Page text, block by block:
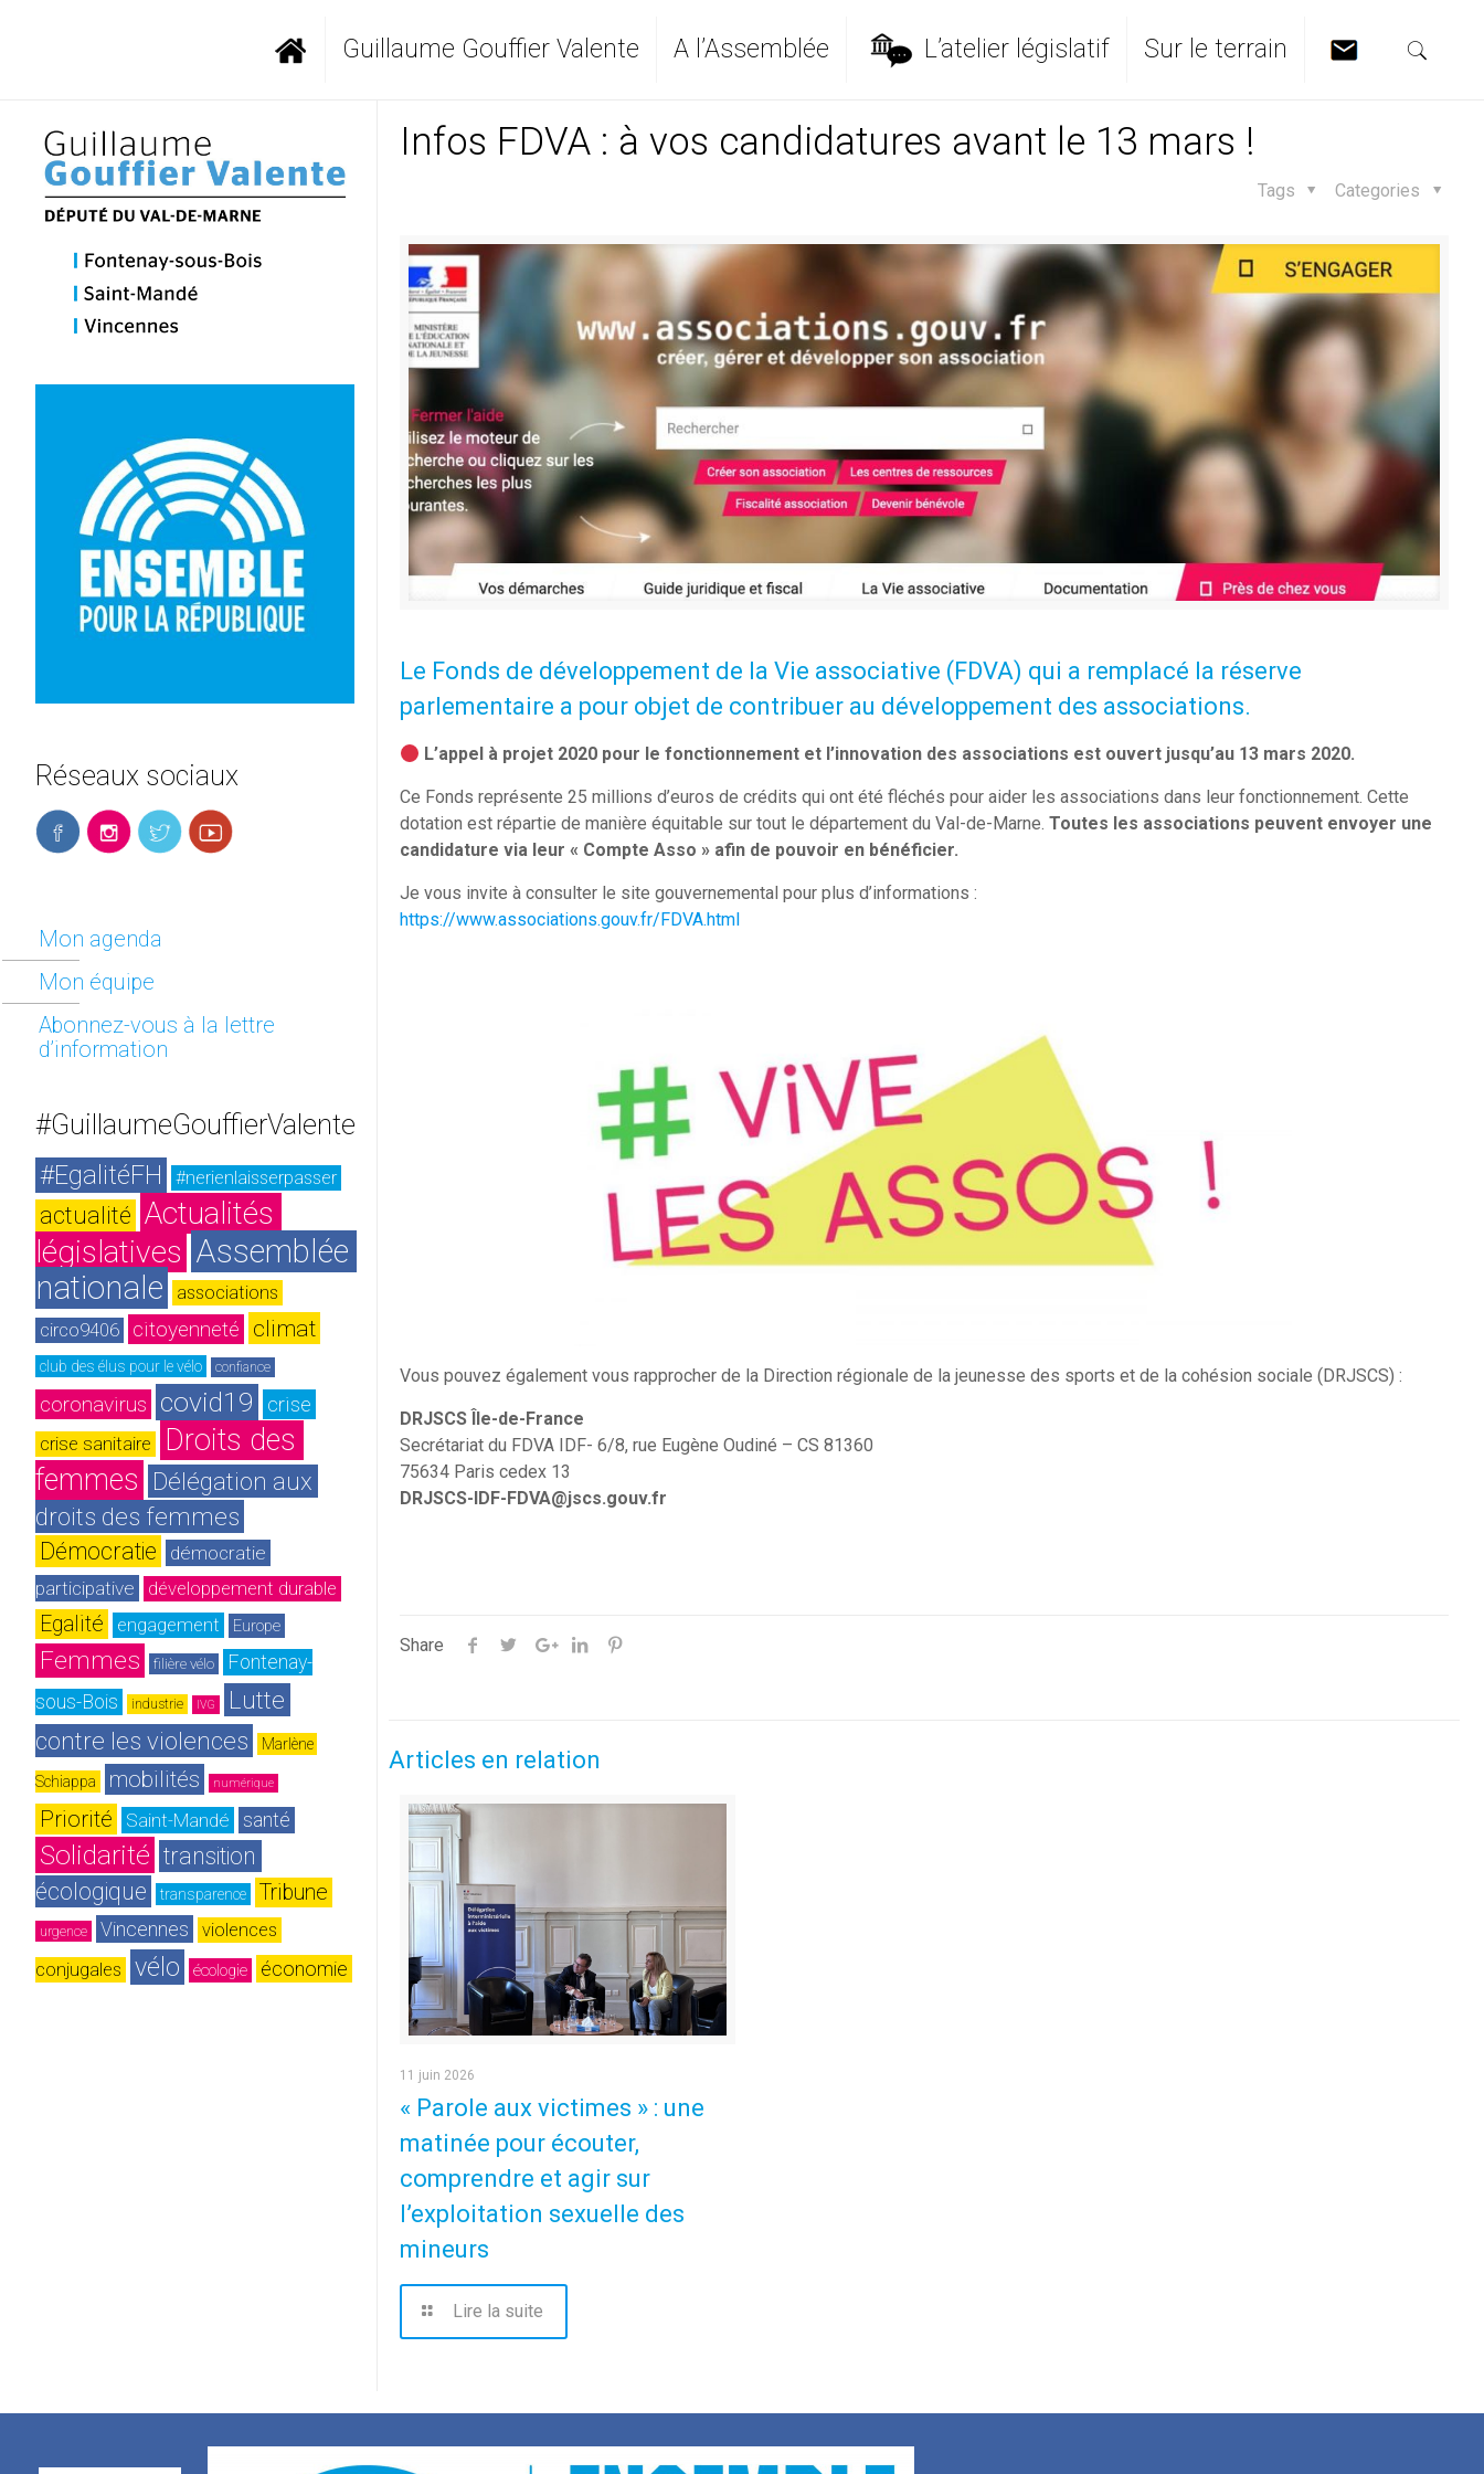
Guillaume Gouffier Valente A l’Assemblée L’atelier législatif Sur le terrain
Infos FDVA : à vos candidatures avant le 13 mars !
Categories
Tags
Le Fonds de développement de la Vie associative (FDVA) qui a remplacé la réserve
parlementaire a pour objet de contribuer au développement des associations.
L’appel à projet 2020 pour le fonctionnement et l’innovation des associations est ouvert jusqu’au 13 mars 2020.
Ce Fonds représente 25 millions d’euros de crédits qui ont été fléchés pour aider les associations dans leur fonctionnement. Cette
dotation est répartie de manière équitable sur tout le département du Val-de-Marne. Toutes les associations peuvent envoyer une
candidature via leur « Compte Asso » afin de pouvoir en bénéficier.
Je vous invite à consulter le site gouvernemental pour plus d’informations :
https://www.associations.gouv.fr/FDVA.html
Vous pouvez également vous rapprocher de la Direction régionale de la jeunesse des sports et de la cohésion sociale (DRJSCS) :
DRJSCS Île-de-France
Secrétariat du FDVA IDF- 6/8, rue Eugène Oudiné – CS 81360
75634 Paris cedex 13
DRJSCS-IDF-FDVA@jscs.gouv.fr
Share
Articles en relation
11 juin 2026
« Parole aux victimes » : une
matinée pour écouter,
comprendre et agir sur
l’exploitation sexuelle des
mineurs
Lire la suite
Réseaux sociaux
Mon agenda
Mon équipe
Abonnez-vous à la lettre
d’information
#GuillaumeGouffierValente
#EgalitéFH #nerienlaisserpasser
actualité Actualités
législatives Assemblée
nationale
associations
circo9406
citoyenneté climat
club des élus pour le vélo confiance
coronavirus covid19 crise
crise sanitaire
Droits des
femmes
Délégation aux
droits des femmes
Démocratie
démocratie
participative
développement durable
Egalité engagement Europe
Femmes filière vélo
Fontenay-
sous-Bois
industrie IVG
Lutte
contre les violences
Marlène
Schiappa mobilités numérique
Priorité Saint-Mandé santé
Solidarité transition
écologique
transparence Tribune
urgence Vincennes
violences
conjugales
vélo écologie économie